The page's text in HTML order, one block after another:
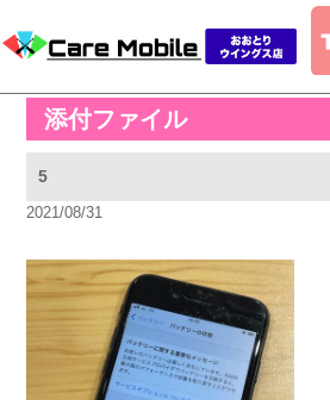
添付ファイル
5
2021/08/31